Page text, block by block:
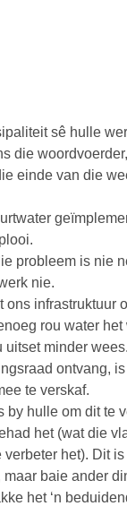
sê hulle
die
einde van die
probleem is nie
nie.
ons infrastruktuur
rou water
uitset minder
ontvang,
te verskaf.
by hulle om dit te
het (wat die
verbeter het). Dit
baie ander
het ‘n